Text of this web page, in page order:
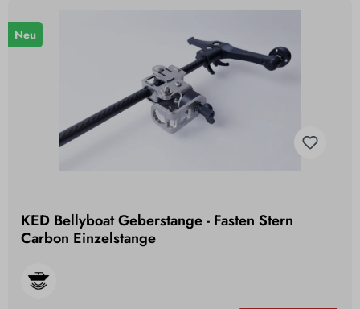
Neu
KED Bellyboat Geberstange - Fasten Stern
Carbon Einzelstange